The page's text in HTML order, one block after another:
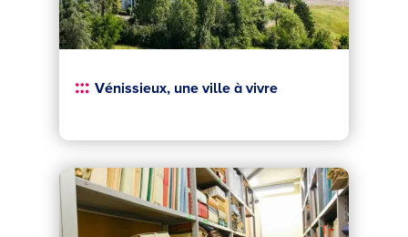
Vénissieux, une ville à vivre